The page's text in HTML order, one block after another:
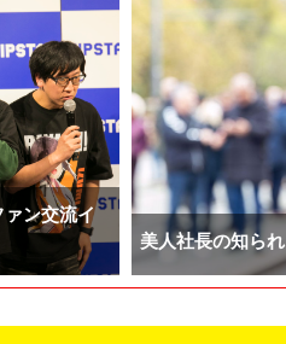
ン交流イ
美人社長の知ら